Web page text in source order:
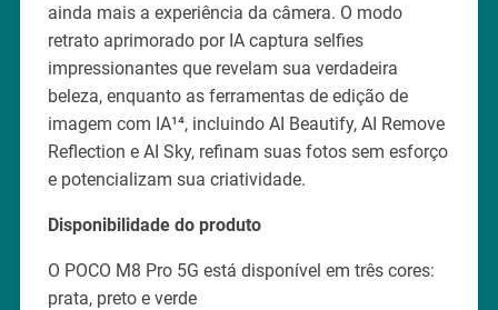
ainda mais a experiência da câmera. O modo
retrato aprimorado por IA captura selfies
impressionantes que revelam sua verdadeira
beleza, enquanto as ferramentas de edição de
imagem com IA¹⁴, incluindo AI Beautify, AI Remove
Reflection e AI Sky, refinam suas fotos sem esforço
e potencializam sua criatividade.
Disponibilidade do produto
O POCO M8 Pro 5G está disponível em três cores:
prata, preto e verde